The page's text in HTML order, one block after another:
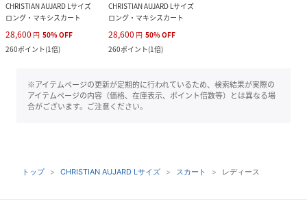
CHRISTIAN AUJARD Lサイズ
ロング・マキシスカート
28,600 円 50%OFF
260ポイント(1倍)
CHRISTIAN AUJARD Lサイズ
ロング・マキシスカート
28,600 円 50%OFF
260ポイント(1倍)
※アイテムページの更新が定期的に行われているため、検索結果が実際の
アイテムページの内容（価格、在庫表示、ポイント倍数等）とは異なる場
合がございます。ご注意ください。
トップ CHRISTIAN AUJARD Lサイズ スカート レディース